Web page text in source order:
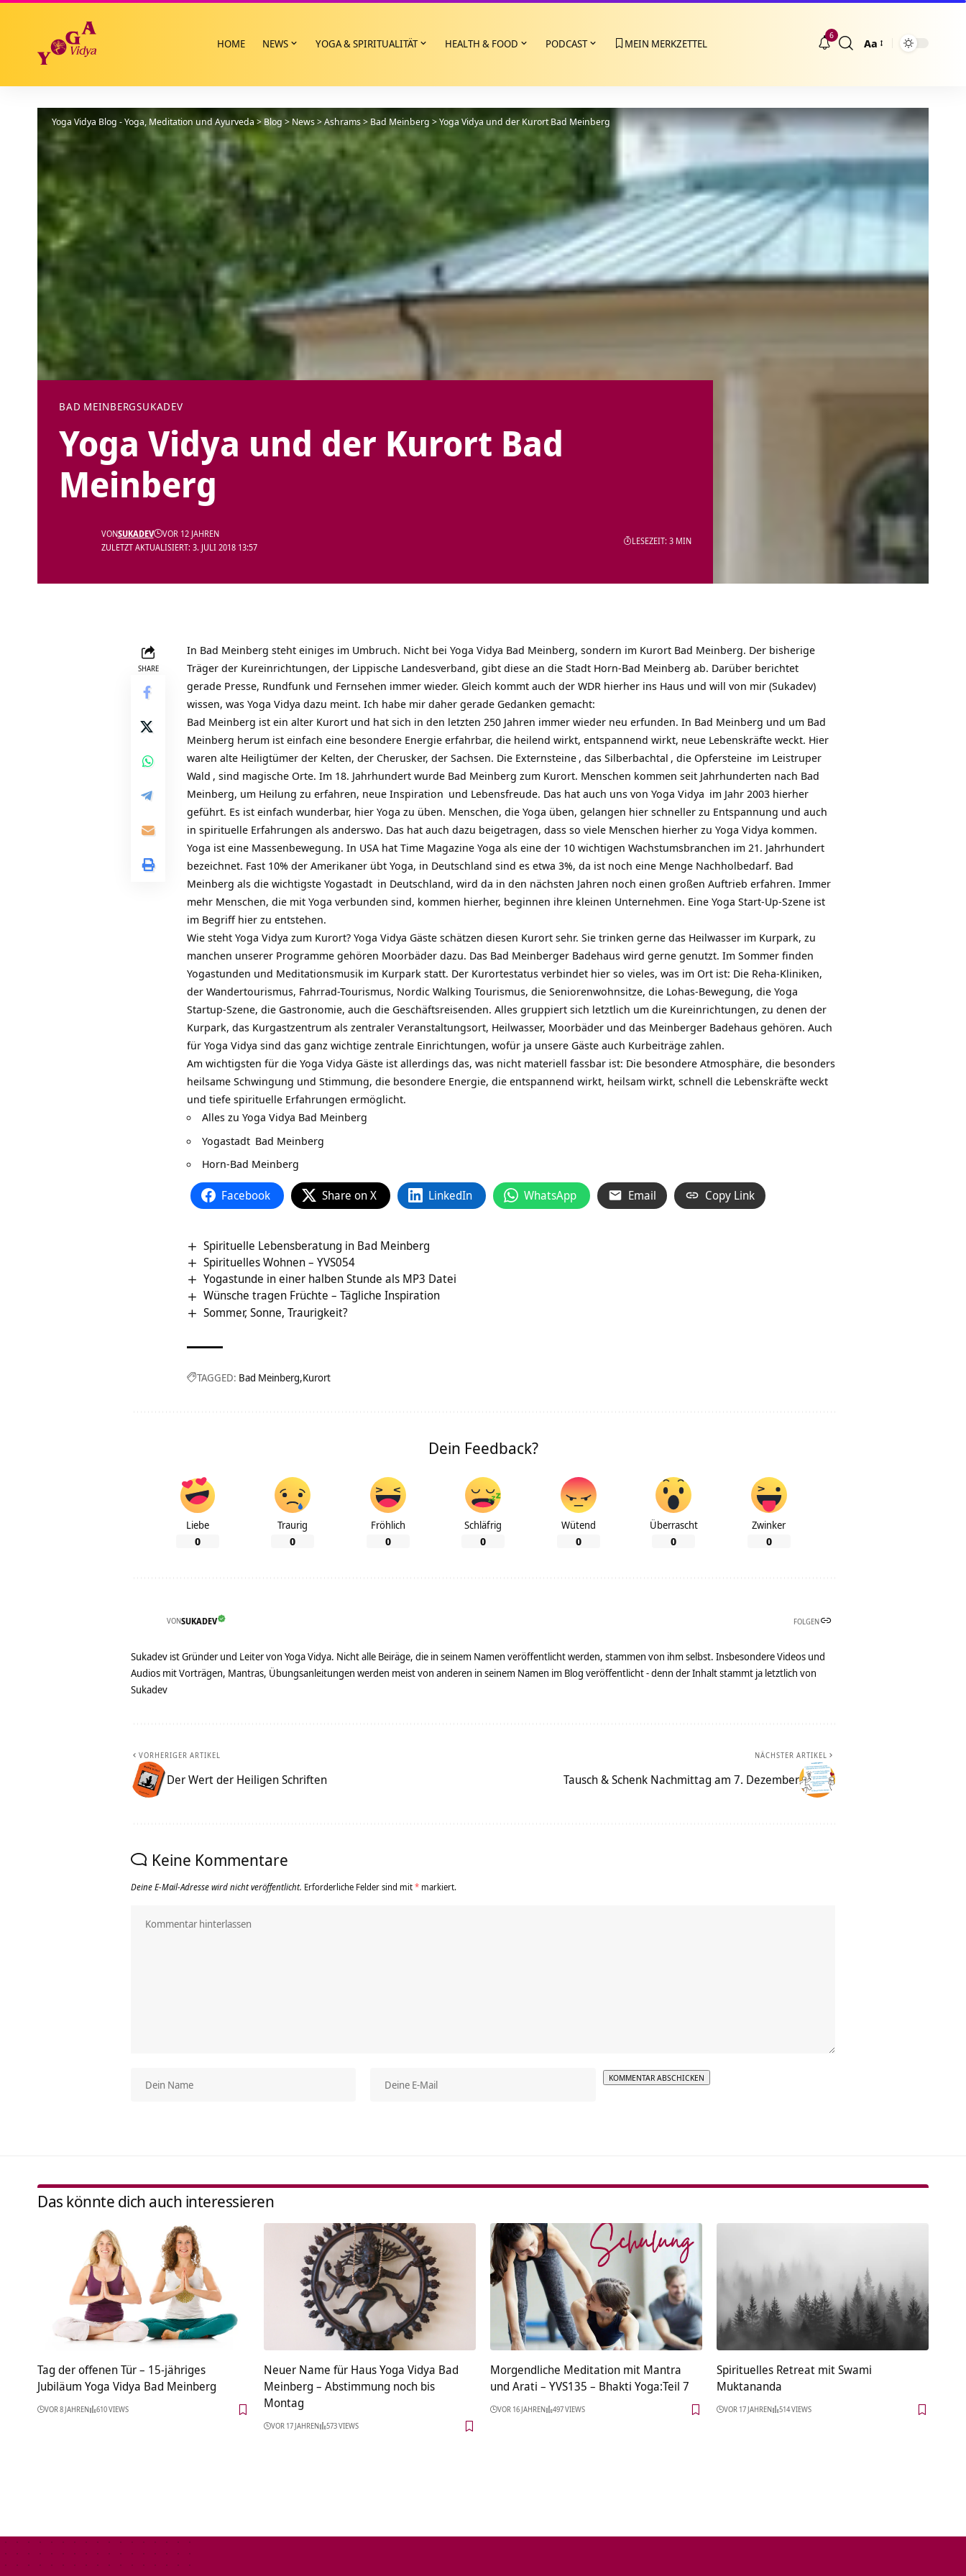
HOME NEWS YOGA & SPIRITUALITÄT HEALTH & FOOD PODCAST MEIN MERKZETTEL
6
Größenänderung
Aa
Yoga Vidya Blog - Yoga, Meditation und Ayurveda > Blog > News>Ashrams> Bad Meinberg >Yoga Vidya und der Kurort Bad Meinberg
BAD MEINBERGSUKADEV
Yoga Vidya und der Kurort Bad
Meinberg
ZULETZT AKTUALISIERT: 3. JULI 2018 13:57
VONSUKADEV VOR 12 JAHREN
LESEZEIT: 3 MIN
SHARE
In Bad Meinberg steht einiges im Umbruch. Nicht bei Yoga Vidya Bad Meinberg, sondern im Kurort Bad Meinberg. Der bisherige
Träger der Kureinrichtungen, der Lippische Landesverband, gibt diese an die Stadt Horn-Bad Meinberg ab. Darüber berichtet
gerade Presse, Rundfunk und Fernsehen immer wieder. Gleich kommt auch der WDR hierher ins Haus und will von mir (Sukadev)
wissen, was Yoga Vidya dazu meint. Ich habe mir daher gerade Gedanken gemacht:
Bad Meinberg ist ein alter Kurort und hat sich in den letzten 250 Jahren immer wieder neu erfunden. In Bad Meinberg und um Bad
Meinberg herum ist einfach eine besondere Energie erfahrbar, die heilend wirkt, entspannend wirkt, neue Lebenskräfte weckt. Hier
waren alte Heiligtümer der Kelten, der Cherusker, der Sachsen. Die Externsteine , das Silberbachtal , die Opfersteine im Leistruper
Wald , sind magische Orte. Im 18. Jahrhundert wurde Bad Meinberg zum Kurort. Menschen kommen seit Jahrhunderten nach Bad
Meinberg, um Heilung zu erfahren, neue Inspiration und Lebensfreude. Das hat auch uns von Yoga Vidya im Jahr 2003 hierher
geführt. Es ist einfach wunderbar, hier Yoga zu üben. Menschen, die Yoga üben, gelangen hier schneller zu Entspannung und auch
in spirituelle Erfahrungen als anderswo. Das hat auch dazu beigetragen, dass so viele Menschen hierher zu Yoga Vidya kommen.
Yoga ist eine Massenbewegung. In USA hat Time Magazine Yoga als eine der 10 wichtigen Wachstumsbranchen im 21. Jahrhundert
bezeichnet. Fast 10% der Amerikaner übt Yoga, in Deutschland sind es etwa 3%, da ist noch eine Menge Nachholbedarf. Bad
Meinberg als die wichtigste Yogastadt in Deutschland, wird da in den nächsten Jahren noch einen großen Auftrieb erfahren. Immer
mehr Menschen, die mit Yoga verbunden sind, kommen hierher, beginnen ihre kleinen Unternehmen. Eine Yoga Start-Up-Szene ist
im Begriff hier zu entstehen.
Wie steht Yoga Vidya zum Kurort? Yoga Vidya Gäste schätzen diesen Kurort sehr. Sie trinken gerne das Heilwasser im Kurpark, zu
manchen unserer Programme gehören Moorbäder dazu. Das Bad Meinberger Badehaus wird gerne genutzt. Im Sommer finden
Yogastunden und Meditationsmusik im Kurpark statt. Der Kurortestatus verbindet hier so vieles, was im Ort ist: Die Reha-Kliniken,
der Wandertourismus, Fahrrad-Tourismus, Nordic Walking Tourismus, die Seniorenwohnsitze, die Lohas-Bewegung, die Yoga
Startup-Szene, die Gastronomie, auch die Geschäftsreisenden. Alles gruppiert sich letztlich um die Kureinrichtungen, zu denen der
Kurpark, das Kurgastzentrum als zentraler Veranstaltungsort, Heilwasser, Moorbäder und das Meinberger Badehaus gehören. Auch
für Yoga Vidya sind das ganz wichtige zentrale Einrichtungen, wofür ja unsere Gäste auch Kurbeiträge zahlen.
Am wichtigsten für die Yoga Vidya Gäste ist allerdings das, was nicht materiell fassbar ist: Die besondere Atmosphäre, die besonders
heilsame Schwingung und Stimmung, die besondere Energie, die entspannend wirkt, heilsam wirkt, schnell die Lebenskräfte weckt
und tiefe spirituelle Erfahrungen ermöglicht.
Alles zu Yoga Vidya Bad Meinberg
Yogastadt Bad Meinberg
Horn-Bad Meinberg
Facebook Share on X LinkedIn WhatsApp Email Copy Link
Spirituelle Lebensberatung in Bad Meinberg
Spirituelles Wohnen – YVS054
Yogastunde in einer halben Stunde als MP3 Datei
Wünsche tragen Früchte – Tägliche Inspiration
Sommer, Sonne, Traurigkeit?
TAGGED: Bad Meinberg Kurort
Dein Feedback?
Liebe
0
Traurig
0
Fröhlich
0
Schläfrig
0
Wütend
0
Überrascht
0
Zwinker
0
VONSUKADEV FOLGEN
Sukadev ist Gründer und Leiter von Yoga Vidya. Nicht alle Beiräge, die in seinem Namen veröffentlicht werden, stammen von ihm selbst. Insbesondere Videos und
Audios mit Vorträgen, Mantras, Übungsanleitungen werden meist von anderen in seinem Namen im Blog veröffentlicht - denn der Inhalt stammt ja letztlich von
Sukadev
VORHERIGER ARTIKEL
Der Wert der Heiligen Schriften
NÄCHSTER ARTIKEL
Tausch & Schenk Nachmittag am 7. Dezember
Keine Kommentare
Deine E-Mail-Adresse wird nicht veröffentlicht. Erforderliche Felder sind mit* markiert.
Das könnte dich auch interessieren
Tag der offenen Tür – 15-jähriges
Jubiläum Yoga Vidya Bad Meinberg
VOR 8 JAHREN 610 VIEWS
Neuer Name für Haus Yoga Vidya Bad
Meinberg – Abstimmung noch bis
Montag
VOR 17 JAHREN 573 VIEWS
Morgendliche Meditation mit Mantra
und Arati – YVS135 – Bhakti Yoga:Teil 7
VOR 16 JAHREN 497 VIEWS
Spirituelles Retreat mit Swami
Muktananda
VOR 17 JAHREN 514 VIEWS